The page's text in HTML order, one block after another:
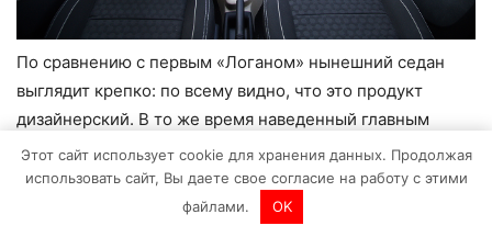
По сравнению с первым «Логаном» нынешний седан
выглядит крепко: по всему видно, что это продукт
дизайнерский. В то же время наведенный главным
реношным художником Лоренсом ванденАкером лоск
не в мочах скрыть суть машины: это, в первую очередь,
автомобиль-функция. Внешность седана обещает
Этот сайт использует cookie для хранения данных. Продолжая
использовать сайт, Вы даете свое согласие на работу с этими
файлами.
OK